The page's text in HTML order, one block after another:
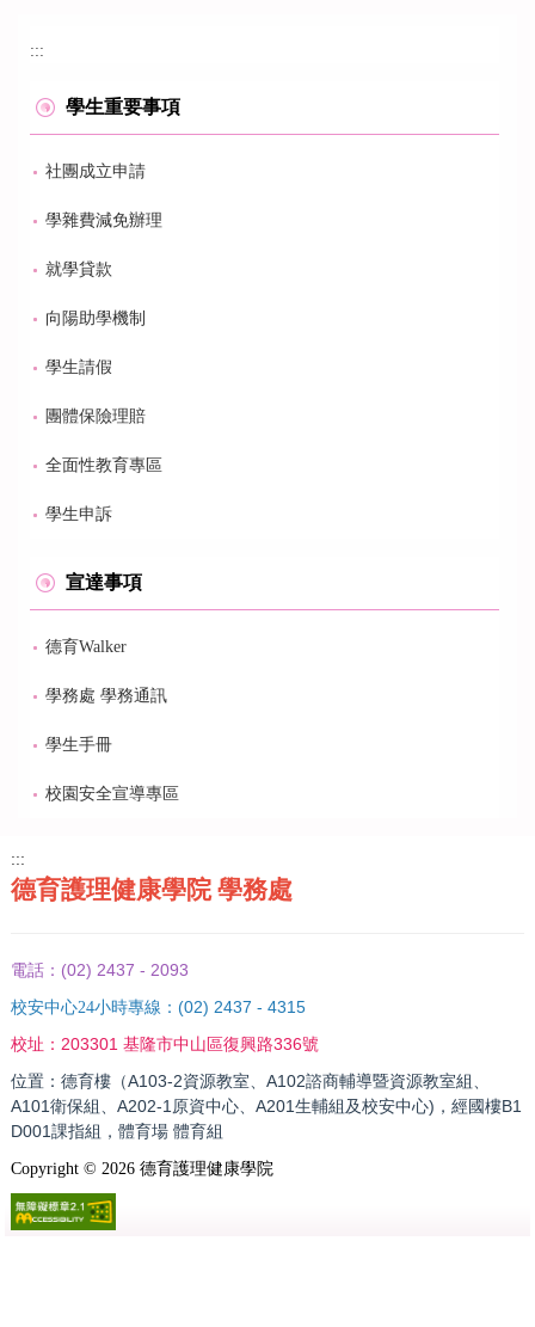
:::
學生重要事項
社團成立申請
學雜費減免辦理
就學貸款
向陽助學機制
學生請假
團體保險理賠
全面性教育專區
學生申訴
宣達事項
德育Walker
學務處 學務通訊
學生手冊
校園安全宣導專區
:::
德育護理健康學院 學務處
電話： (02) 2437 - 2093
校安中心24小時專線： (02) 2437 - 4315
校址： 203301 基隆市中山區復興路336號
位置：德育樓（A103-2資源教室、A102諮商輔導暨資源教室組、
A101衛保組、A202-1原資中心、A201生輔組及校安中心)，經國樓B1
D001課指組，體育場 體育組
Copyright © 2026德育護理健康學院